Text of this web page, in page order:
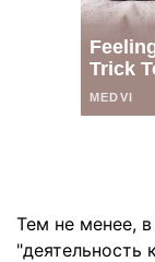
Тем не менее,
"деятельность